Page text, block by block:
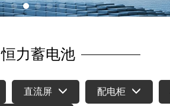
恒力蓄电池
直流屏 配电柜